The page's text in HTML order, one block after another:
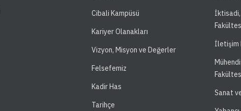
Cibali Kampüsü
Kariyer Olanakları
Vizyon, Misyon ve Değerler
Felsefemiz
Kadir Has
Tarihçe
İletişim
Sanat